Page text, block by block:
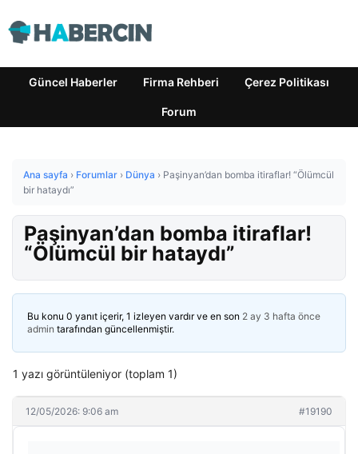
Güncel Haberler Firma Rehberi Çerez Politikası
Forum
Ana sayfa › Forumlar › Dünya › Paşinyan’dan bomba itiraflar! “Ölümcül
bir hataydı”
Paşinyan’dan bomba itiraflar!
“Ölümcül bir hataydı”
Bu konu 0 yanıt içerir, 1 izleyen vardır ve en son 2 ay 3 hafta önce
admin tarafından güncellenmiştir.
1 yazı görüntüleniyor (toplam 1)
12/05/2026: 9:06 am #19190